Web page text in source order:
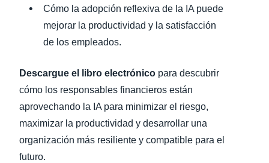
Cómo la adopción reflexiva de la IA puede
mejorar la productividad y la satisfacción
de los empleados.
Descargue el libro electrónico para descubrir
cómo los responsables financieros están
aprovechando la IA para minimizar el riesgo,
maximizar la productividad y desarrollar una
organización más resiliente y compatible para el
futuro.